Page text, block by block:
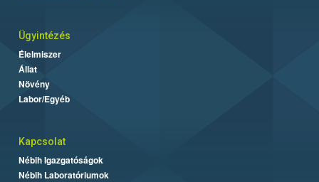
Ügyintézés
Élelmiszer
Állat
Növény
Labor/Egyéb
Kapcsolat
Nébih Igazgatóságok
Nébih Laboratóriumok